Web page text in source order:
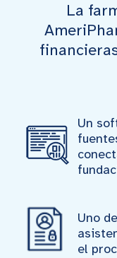
La
Un
Uno
el